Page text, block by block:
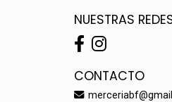
NUESTRAS
CONTACTO